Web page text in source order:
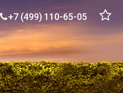
+7 (499) 110-65-05